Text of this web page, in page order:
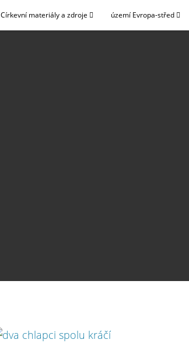
Církevní materiály a zdroje území Evropa-střed